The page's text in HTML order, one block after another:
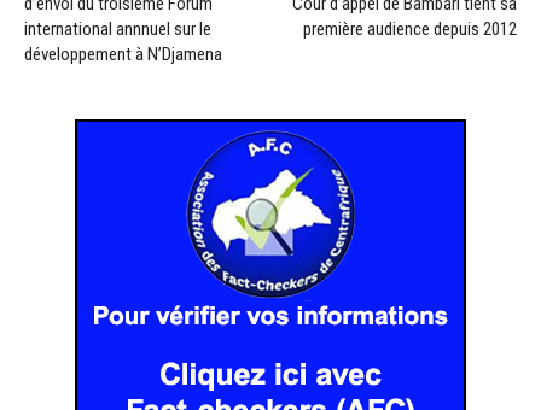
international annnuel sur le
développement à N’Djamena
première audience depuis 2012